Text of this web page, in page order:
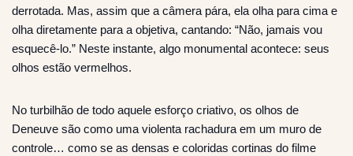
derrotada. Mas, assim que a câmera pára, ela olha para cima e
olha diretamente para a objetiva, cantando: “Não, jamais vou
esquecê-lo.” Neste instante, algo monumental acontece: seus
olhos estão vermelhos.
No turbilhão de todo aquele esforço criativo, os olhos de
Deneuve são como uma violenta rachadura em um muro de
controle… como se as densas e coloridas cortinas do filme